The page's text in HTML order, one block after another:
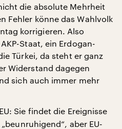
die absolute Mehrheit
Fehler könne das Wahlvolk
korrigieren. Also
Staat, ein Erdogan-
Türkei, da steht er ganz
Widerstand dagegen
sich auch immer mehr
Sie findet die Ereignisse
aber EU-